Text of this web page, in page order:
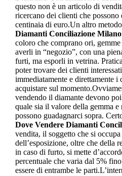
questo non è un articolo di
ricercano dei clienti che
centinaia di euro.Un altro
Diamanti Conciliazione Milano
coloro che comprano ori,
averli in “negozio”, con una
furti, ma esporli in vetrina.
poter trovare dei clienti
immediatamente e direttamente i
acquistare sul
vendendo il diamante devono
quale sia il valore della gemma e
possono guadagnarci sopra.
Dove Vendere Diamanti
vendita, il soggetto che si
dell’esposizione, oltre che della
in caso di furto, si mette
percentuale che varia dal 5%
essere di entrambe le